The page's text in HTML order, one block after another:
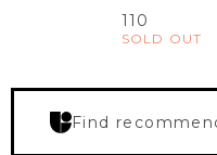
110
SOLD OUT
Find